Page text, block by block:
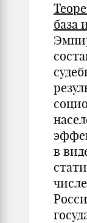
база
в